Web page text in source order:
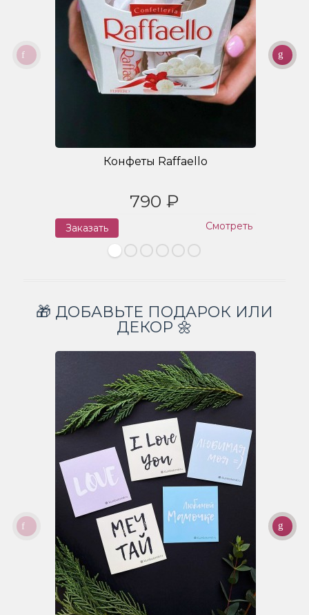
Конфеты Raffaello
790 ₽
Заказать Смотреть
🎁 ДОБАВЬТЕ ПОДАРОК ИЛИ
ДЕКОР 🌼